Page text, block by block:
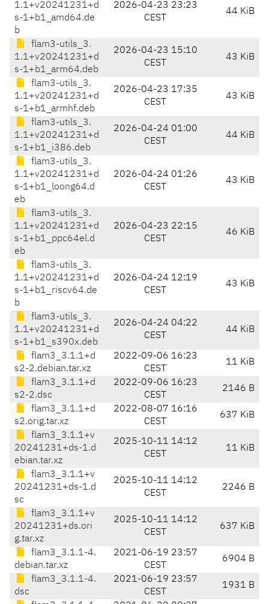
1.1+v20241231+d
s-1+b1_amd64.de
b
2026-04-23 23:23
CEST
44 KiB
flam3-utils_3.
1.1+v20241231+d
s-1+b1_arm64.deb
2026-04-23 15:10
CEST
43 KiB
flam3-utils_3.
1.1+v20241231+d
s-1+b1_armhf.deb
2026-04-23 17:35
CEST
43 KiB
flam3-utils_3.
1.1+v20241231+d
s-1+b1_i386.deb
2026-04-24 01:00
CEST
44 KiB
flam3-utils_3.
1.1+v20241231+d
s-1+b1_loong64.d
eb
2026-04-24 01:26
CEST
43 KiB
flam3-utils_3.
1.1+v20241231+d
s-1+b1_ppc64el.d
eb
2026-04-23 22:15
CEST
46 KiB
flam3-utils_3.
1.1+v20241231+d
s-1+b1_riscv64.de
b
2026-04-24 12:19
CEST
43 KiB
flam3-utils_3.
1.1+v20241231+d
s-1+b1_s390x.deb
2026-04-24 04:22
CEST
44 KiB
flam3_3.1.1+d
s2-2.debian.tar.xz
2022-09-06 16:23
CEST
11 KiB
flam3_3.1.1+d
s2-2.dsc
2022-09-06 16:23
CEST
2146 B
flam3_3.1.1+d
s2.orig.tar.xz
2022-08-07 16:16
CEST
637 KiB
flam3_3.1.1+v
20241231+ds-1.d
ebian.tar.xz
2025-10-11 14:12
CEST
11 KiB
flam3_3.1.1+v
20241231+ds-1.d
sc
2025-10-11 14:12
CEST
2246 B
flam3_3.1.1+v
20241231+ds.ori
g.tar.xz
2025-10-11 14:12
CEST
637 KiB
flam3_3.1.1-4.
debian.tar.xz
2021-06-19 23:57
CEST
6904 B
flam3_3.1.1-4.
dsc
2021-06-19 23:57
CEST
1931 B